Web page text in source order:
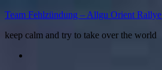
Team Fehlzündung – Allgu Orient
keep calm and try to take over the world